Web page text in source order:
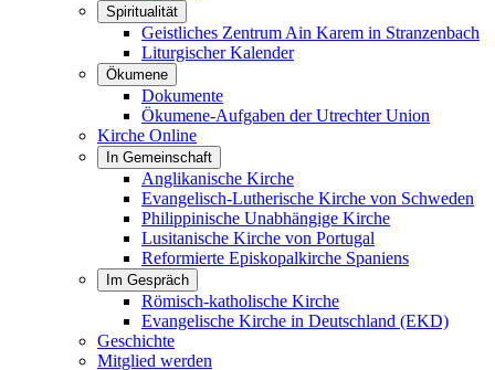
Spiritualität
Geistliches Zentrum Ain Karem in Stranzenbach
Liturgischer Kalender
Ökumene
Dokumente
Ökumene-Aufgaben der Utrechter Union
Kirche Online
In Gemeinschaft
Anglikanische Kirche
Evangelisch-Lutherische Kirche von Schweden
Philippinische Unabhängige Kirche
Lusitanische Kirche von Portugal
Reformierte Episkopalkirche Spaniens
Im Gespräch
Römisch-katholische Kirche
Evangelische Kirche in Deutschland (EKD)
Geschichte
Mitglied werden